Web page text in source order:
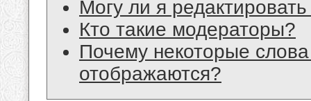
Могу ли я
Кто такие модераторы?
Почему некоторые
отображаются?